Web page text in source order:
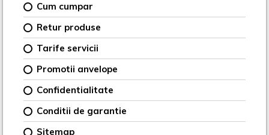
Cum cumpar
Retur produse
Tarife servicii
Promotii anvelope
Confidentialitate
Conditii de garantie
Sitemap